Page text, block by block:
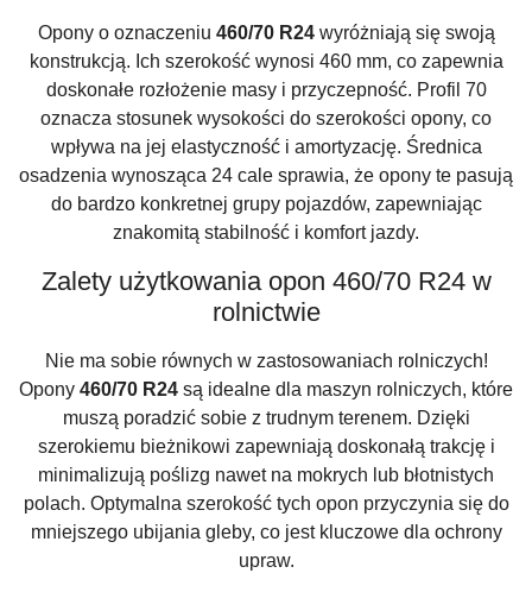
Opony o oznaczeniu 460/70 R24wyróżniają się swoją
konstrukcją. Ich szerokość wynosi 460 mm, co zapewnia
doskonałe rozłożenie masy i przyczepność. Profil 70
oznacza stosunek wysokości do szerokości opony, co
wpływa na jej elastyczność i amortyzację. Średnica
osadzenia wynosząca 24 cale sprawia, że opony te pasują
do bardzo konkretnej grupy pojazdów, zapewniając
znakomitą stabilność i komfort jazdy.
Zalety użytkowania opon 460/70 R24 w
rolnictwie
Nie ma sobie równych w zastosowaniach rolniczych!
Opony 460/70 R24 są idealne dla maszyn rolniczych, które
muszą poradzić sobie z trudnym terenem. Dzięki
szerokiemu bieżnikowi zapewniają doskonałą trakcję i
minimalizują poślizg nawet na mokrych lub błotnistych
polach. Optymalna szerokość tych opon przyczynia się do
mniejszego ubijania gleby, co jest kluczowe dla ochrony
upraw.